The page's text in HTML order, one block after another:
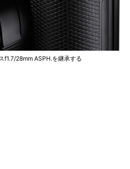
f1.7/28mm ASPH.を継承する